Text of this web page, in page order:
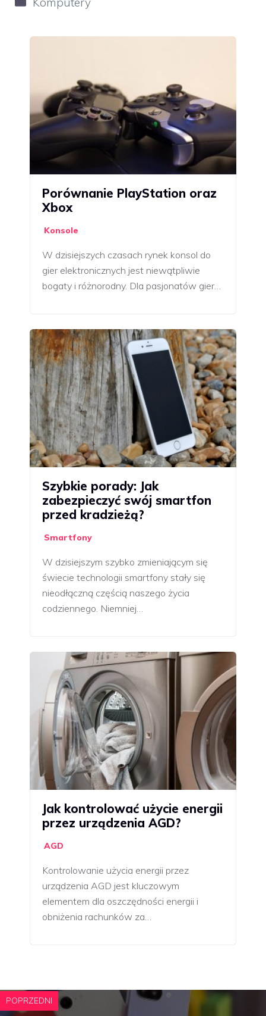
Porównanie PlayStation oraz
Xbox
Konsole
W dzisiejszych czasach rynek konsol do
gier elektronicznych jest niewątpliwie
bogaty i różnorodny. Dla pasjonatów gier…
Szybkie porady: Jak
zabezpieczyć swój smartfon
przed kradzieżą?
Smartfony
W dzisiejszym szybko zmieniającym się
świecie technologii smartfony stały się
nieodłączną częścią naszego życia
codziennego. Niemniej…
Jak kontrolować użycie energii
przez urządzenia AGD?
AGD
Kontrolowanie użycia energii przez
urządzenia AGD jest kluczowym
elementem dla oszczędności energii i
obniżenia rachunków za…
POPRZEDNI